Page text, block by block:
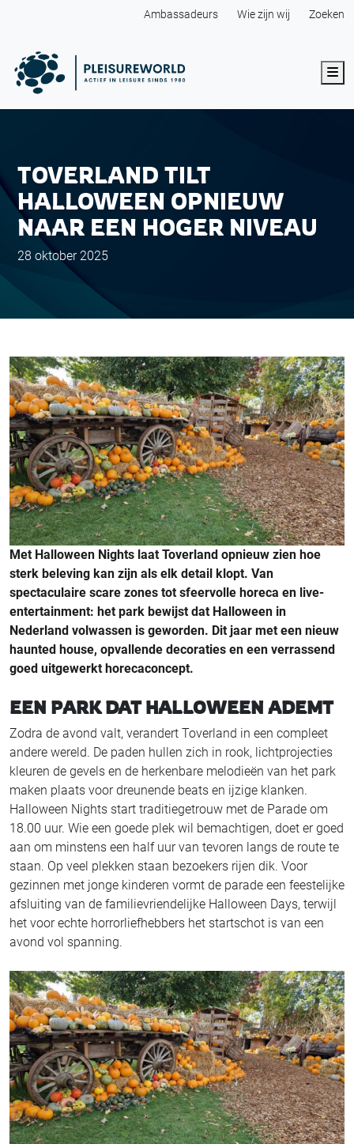
Ambassadeurs Wie zijn wij Zoeken
TOVERLAND TILT
HALLOWEEN OPNIEUW
NAAR EEN HOGER NIVEAU
28 oktober 2025
Met Halloween Nights laat Toverland opnieuw zien hoe
sterk beleving kan zijn als elk detail klopt. Van
spectaculaire scare zones tot sfeervolle horeca en live-
entertainment: het park bewijst dat Halloween in
Nederland volwassen is geworden. Dit jaar met een nieuw
haunted house, opvallende decoraties en een verrassend
goed uitgewerkt horecaconcept.
EEN PARK DAT HALLOWEEN ADEMT
Zodra de avond valt, verandert Toverland in een compleet
andere wereld. De paden hullen zich in rook, lichtprojecties
kleuren de gevels en de herkenbare melodieën van het park
maken plaats voor dreunende beats en ijzige klanken.
Halloween Nights start traditiegetrouw met de Parade om
18.00 uur. Wie een goede plek wil bemachtigen, doet er goed
aan om minstens een half uur van tevoren langs de route te
staan. Op veel plekken staan bezoekers rijen dik. Voor
gezinnen met jonge kinderen vormt de parade een feestelijke
afsluiting van de familievriendelijke Halloween Days, terwijl
het voor echte horrorliefhebbers het startschot is van een
avond vol spanning.